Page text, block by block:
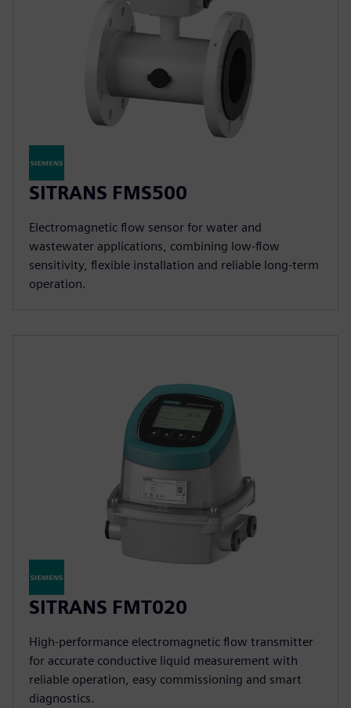
SITRANS FMS500
Electromagnetic flow sensor for water and
wastewater applications, combining low-flow
sensitivity, flexible installation and reliable long-term
operation.
SITRANS FMT020
High-performance electromagnetic flow transmitter
for accurate conductive liquid measurement with
reliable operation, easy commissioning and smart
diagnostics.